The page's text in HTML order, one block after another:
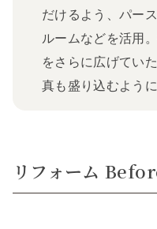
だけるよう、パー
ルームなどを活用
をさらに広げてい
真も盛り込むように
リフォーム